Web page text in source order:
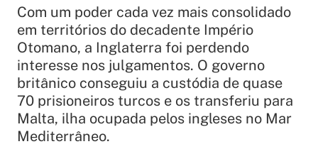
Com um poder cada vez mais consolidado
em territórios do decadente Império
Otomano, a Inglaterra foi perdendo
interesse nos julgamentos. O governo
britânico conseguiu a custódia de quase
70 prisioneiros turcos e os transferiu para
Malta, ilha ocupada pelos ingleses no Mar
Mediterrâneo.